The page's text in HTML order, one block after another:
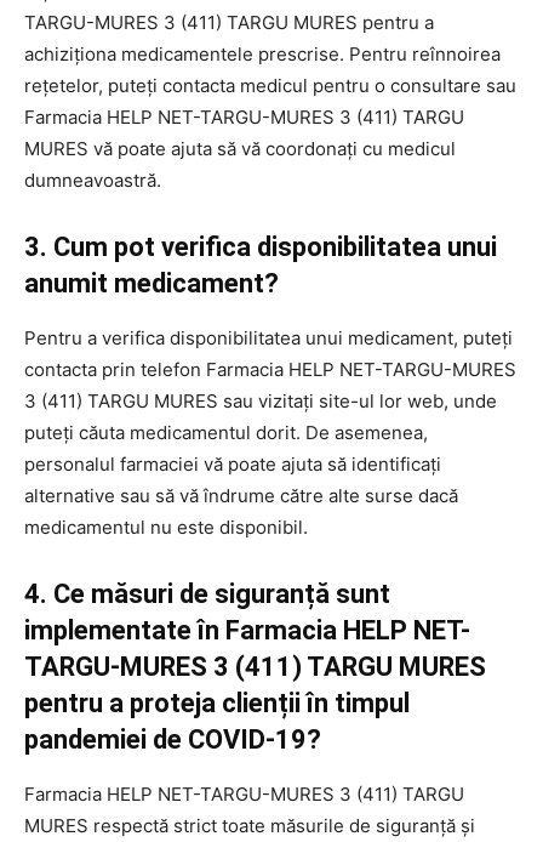
TARGU-MURES 3 (411) TARGU MURES pentru a
achiziționa medicamentele prescrise. Pentru reînnoirea
rețetelor, puteți contacta medicul pentru o consultare sau
Farmacia HELP NET-TARGU-MURES 3 (411) TARGU
MURES vă poate ajuta să vă coordonați cu medicul
dumneavoastră.
3. Cum pot verifica disponibilitatea unui
anumit medicament?
Pentru a verifica disponibilitatea unui medicament, puteți
contacta prin telefon Farmacia HELP NET-TARGU-MURES
3 (411) TARGU MURES sau vizitați site-ul lor web, unde
puteți căuta medicamentul dorit. De asemenea,
personalul farmaciei vă poate ajuta să identificați
alternative sau să vă îndrume către alte surse dacă
medicamentul nu este disponibil.
4. Ce măsuri de siguranță sunt
implementate în Farmacia HELP NET-
TARGU-MURES 3 (411) TARGU MURES
pentru a proteja clienții în timpul
pandemiei de COVID-19?
Farmacia HELP NET-TARGU-MURES 3 (411) TARGU
MURES respectă strict toate măsurile de siguranță și